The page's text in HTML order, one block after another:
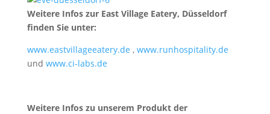
Weitere Infos zur East Village Eatery, Düsseldorf
finden Sie unter:
www.eastvillageeatery.de , www.runhospitality.de
und www.ci-labs.de
Weitere Infos zu unserem Produkt der